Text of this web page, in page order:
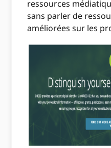
ressources
sans parler de
améliorées sur les